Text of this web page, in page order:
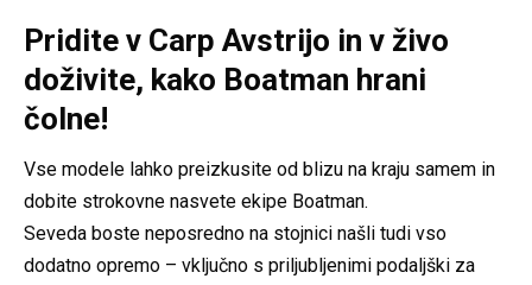
Pridite v Carp Avstrijo in v živo
doživite, kako Boatman hrani
čolne!
Vse modele lahko preizkusite od blizu na kraju samem in
dobite strokovne nasvete ekipe Boatman.
Seveda boste neposredno na stojnici našli tudi vso
dodatno opremo – vključno s priljubljenimi podaljški za